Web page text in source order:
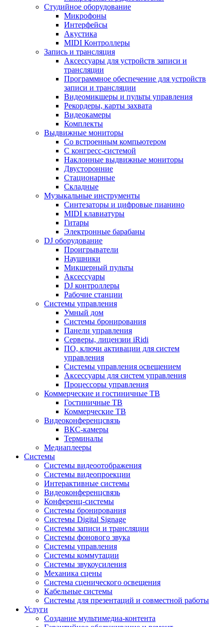
Студийное оборудование
Микрофоны
Интерфейсы
Акустика
MIDI Контроллеры
Запись и трансляция
Аксессуары для устройств записи и
трансляции
Программное обеспечение для устройств
записи и трансляции
Видеомикшеры и пульты управления
Рекордеры, карты захвата
Видеокамеры
Комплекты
Выдвижные мониторы
Со встроенным компьютером
С конгресс-системой
Наклонные выдвижные мониторы
Двусторонние
Стационарные
Складные
Музыкальные инструменты
Синтезаторы и цифровые пианино
MIDI клавиатуры
Гитары
Электронные барабаны
DJ оборудование
Проигрыватели
Наушники
Микшерный пульты
Аксессуары
DJ контроллеры
Рабочие станции
Системы управления
Умный дом
Системы бронирования
Панели управления
Серверы, лицензии iRidi
ПО, ключи активации для систем
управления
Системы управления освещением
Аксессуары для систем управления
Процессоры управления
Коммерческие и гостиничные ТВ
Гостиничные ТВ
Коммерческие ТВ
Видеоконференцсвязь
ВКС-камеры
Терминалы
Медиаплееры
Системы
Системы видеоотображения
Системы видеопроекции
Интерактивные системы
Видеоконференцсвязь
Конференц-системы
Системы бронирования
Системы Digital Signage
Системы записи и трансляции
Системы фонового звука
Системы управления
Системы коммутации
Системы звукоусиления
Механика сцены
Система сценического освещения
Кабельные системы
Системы для презентаций и совместной работы
Услуги
Создание мультимедиа-контента